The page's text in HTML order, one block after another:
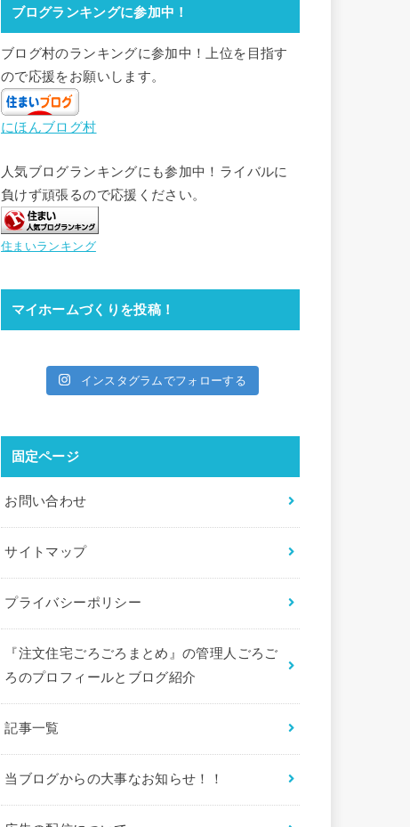
ブログランキングに参加中！
ブログ村のランキングに参加中！上位を目指す
ので応援をお願いします。
にほんブログ村
人気ブログランキングにも参加中！ライバルに
負けず頑張るので応援ください。
住まいランキング
マイホームづくりを投稿！
インスタグラムでフォローする
固定ページ
お問い合わせ
サイトマップ
プライバシーポリシー
『注文住宅ごろごろまとめ』の管理人ごろご
ろのプロフィールとブログ紹介
記事一覧
当ブログからの大事なお知らせ！！